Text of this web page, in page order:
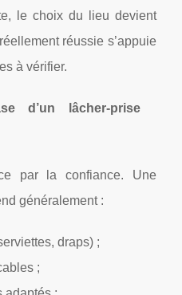
le choix du lieu devient
réussie s’appuie
à vérifier.
d’un lâcher-prise
par la confiance. Une
généralement :
draps) ;
;